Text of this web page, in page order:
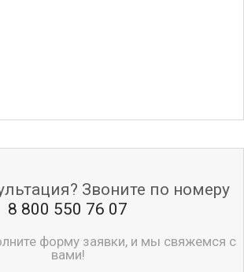
Звоните по номеру
8 800 550 76 07
форму заявки, и мы свяжемся с
вами!